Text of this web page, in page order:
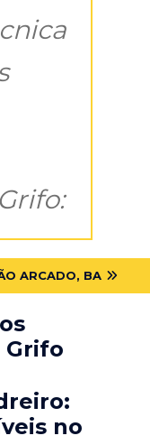
ARCADO, BA
Grifo
no